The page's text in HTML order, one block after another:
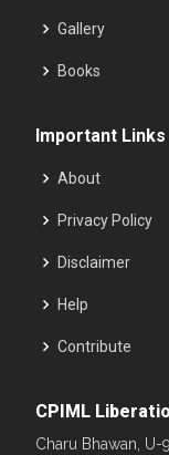
Gallery
Books
Important Links
About
Privacy Policy
Disclaimer
Help
Contribute
CPIML
Charu Bhawan, U-